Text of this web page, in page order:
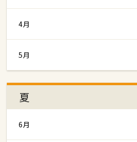
4月
5月
夏
6月